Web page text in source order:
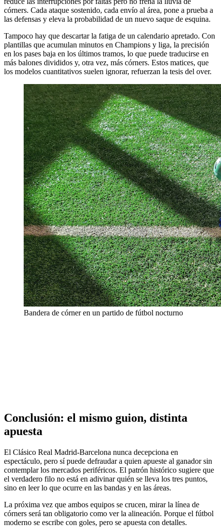
córners. Cada ataque sostenido, cada envío al área, pone a prueba a
las defensas y eleva la probabilidad de un nuevo saque de esquina.
Tampoco hay que descartar la fatiga de un calendario apretado. Con
plantillas que acumulan minutos en Champions y liga, la precisión
en los pases baja en los últimos tramos, lo que puede traducirse en
más balones divididos y, otra vez, más córners. Estos matices, que
los modelos cuantitativos suelen ignorar, refuerzan la tesis del over.
Bandera de córner en un partido de fútbol nocturno
Conclusión: el mismo guion, distinta
apuesta
El Clásico Real Madrid-Barcelona nunca decepciona en
espectáculo, pero sí puede defraudar a quien apueste al ganador sin
contemplar los mercados periféricos. El patrón histórico sugiere que
el verdadero filo no está en adivinar quién se lleva los tres puntos,
sino en leer lo que ocurre en las bandas y en las áreas.
La próxima vez que ambos equipos se crucen, mirar la línea de
córners será tan obligatorio como ver la alineación. Porque el fútbol
moderno se escribe con goles, pero se apuesta con detalles.